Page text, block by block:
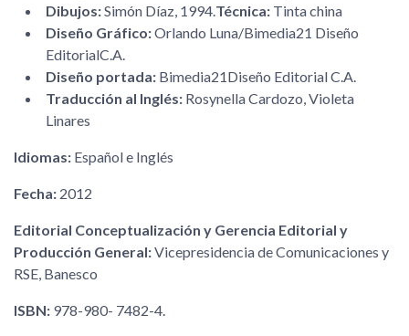
Dibujos:Simón Díaz, 1994. Técnica: Tinta china
Diseño Gráfico:Orlando Luna/Bimedia21 Diseño
EditorialC.A.
Diseño portada: Bimedia21Diseño Editorial C.A.
Traducción al Inglés: Rosynella Cardozo, Violeta
Linares
Idiomas: Español e Inglés
Fecha: 2012
Editorial Conceptualización y Gerencia Editorial y
Producción General:Vicepresidencia de Comunicaciones y
RSE, Banesco
ISBN: 978-980- 7482-4.